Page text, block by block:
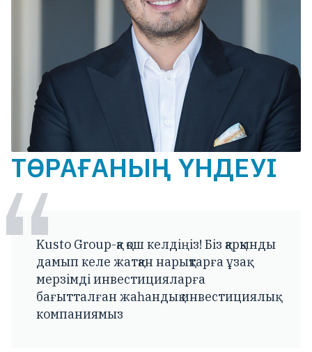
ТӨРАҒАНЫҢ ҮНДЕУІ
Kusto Group-қа қош келдіңіз! Біз қарқынды
дамып келе жатқан нарықтарға ұзақ
мерзімді инвестицияларға
бағытталған жаһандық инвестициялық
компаниямыз